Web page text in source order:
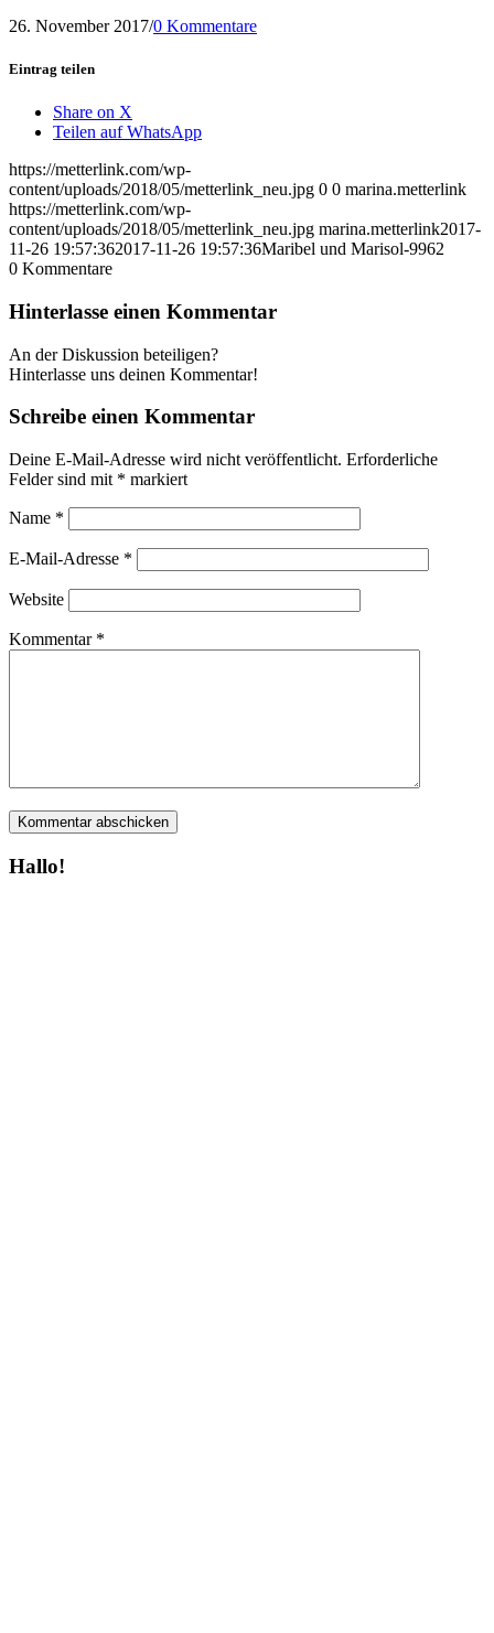
26. November 2017/0 Kommentare
Eintrag teilen
Share on X
Teilen auf WhatsApp
https://metterlink.com/wp-
content/uploads/2018/05/metterlink_neu.jpg 0 0 marina.metterlink
https://metterlink.com/wp-
content/uploads/2018/05/metterlink_neu.jpg marina.metterlink2017-
11-26 19:57:362017-11-26 19:57:36Maribel und Marisol-9962
0 Kommentare
Hinterlasse einen Kommentar
An der Diskussion beteiligen?
Hinterlasse uns deinen Kommentar!
Schreibe einen Kommentar
Deine E-Mail-Adresse wird nicht veröffentlicht. Erforderliche
Felder sind mit * markiert
Name *
E-Mail-Adresse *
Website
Kommentar *
Hallo!